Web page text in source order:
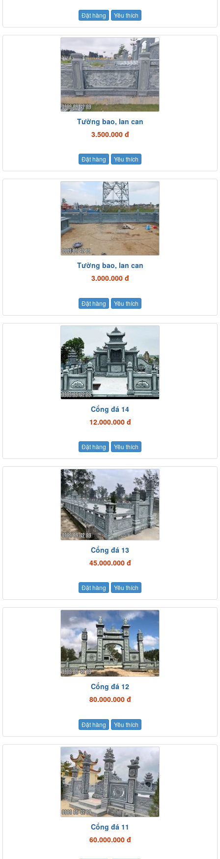
Đặt hàng Yêu thích
Tường bao, lan can
3.500.000 đ
Đặt hàng Yêu thích
Tường bao, lan can
3.000.000 đ
Đặt hàng Yêu thích
Cổng đá 14
12.000.000 đ
Đặt hàng Yêu thích
Cổng đá 13
45.000.000 đ
Đặt hàng Yêu thích
Cổng đá 12
80.000.000 đ
Đặt hàng Yêu thích
Cổng đá 11
60.000.000 đ